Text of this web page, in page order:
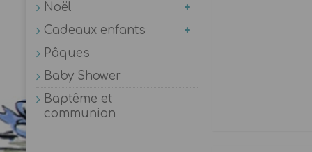
Noël
Cadeaux enfants
Pâques
Baby Shower
Baptême et
communion